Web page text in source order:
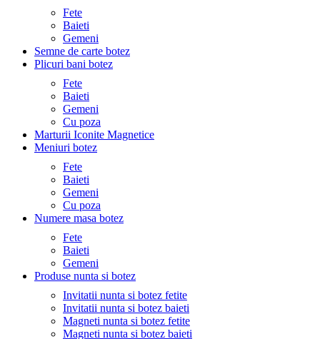
Fete
Baieti
Gemeni
Semne de carte botez
Plicuri bani botez
Fete
Baieti
Gemeni
Cu poza
Marturii Iconite Magnetice
Meniuri botez
Fete
Baieti
Gemeni
Cu poza
Numere masa botez
Fete
Baieti
Gemeni
Produse nunta si botez
Invitatii nunta si botez fetite
Invitatii nunta si botez baieti
Magneti nunta si botez fetite
Magneti nunta si botez baieti